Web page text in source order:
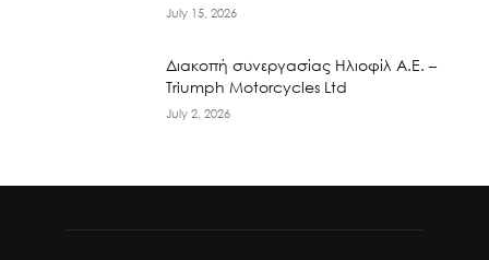
July 15, 2026
Διακοπή συνεργασίας Ηλιοφίλ Α.Ε. –
Triumph Motorcycles Ltd
July 2, 2026